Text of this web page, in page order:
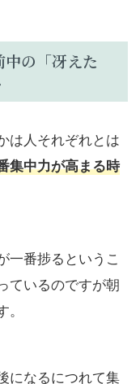
の「冴えた
は人それぞれとは
集中力が高まる時
一番捗るというこ
ているのですが朝
になるにつれて集